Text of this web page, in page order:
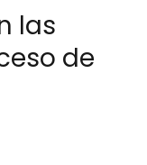
las
de